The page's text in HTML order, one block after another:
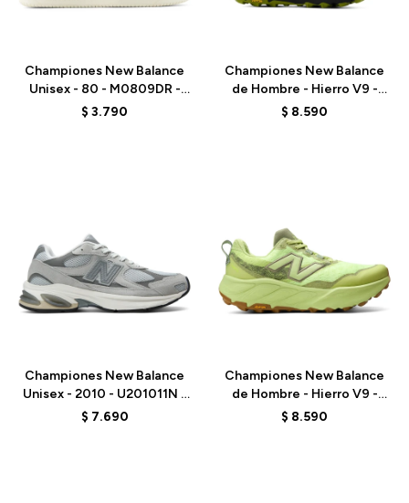
Championes New Balance
Unisex - 80 - M0809DR -
GREY
$ 3.790
Championes New Balance
de Hombre - Hierro V9 -
MHIER8TU - BLACK
$ 8.590
Championes New Balance
Unisex - 2010 - U201011N -
GREY
$ 7.690
Championes New Balance
de Hombre - Hierro V9 -
MHIER51M - GREEN
$ 8.590